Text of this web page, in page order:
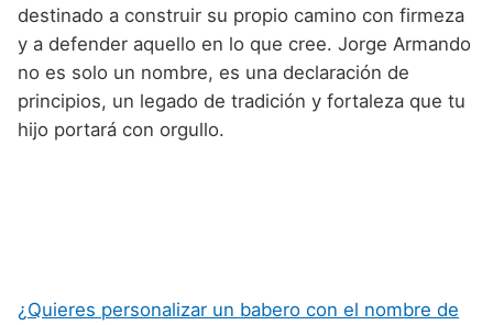
destinado a construir su propio camino con firmeza
y a defender aquello en lo que cree. Jorge Armando
no es solo un nombre, es una declaración de
principios, un legado de tradición y fortaleza que tu
hijo portará con orgullo.
¿Quieres personalizar un babero con el nombre de